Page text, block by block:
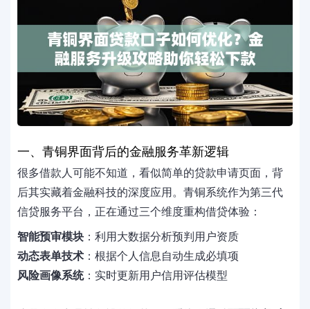
一、青铜界面背后的金融服务革新逻辑
很多借款人可能不知道，看似简单的贷款申请页面，背
后其实藏着金融科技的深度应用。青铜系统作为第三代
信贷服务平台，正在通过三个维度重构借贷体验：
智能预审模块 ：利用大数据分析预判用户资质
动态表单技术 ：根据个人信息自动生成必填项
风险画像系统：实时更新用户信用评估模型